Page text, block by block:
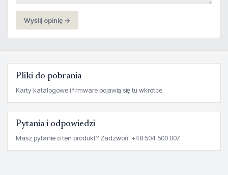
Wyślij opinię →
Pliki do pobrania
Karty katalogowe i firmware pojawią się tu wkrótce.
Pytania i odpowiedzi
Masz pytanie o ten produkt? Zadzwoń: +48 504 500 007.